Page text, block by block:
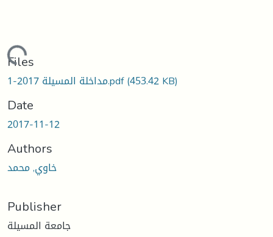
Loading...
Files
مداخلة المسيلة 2017-1.pdf(453.42 KB)
Date
2017-11-12
Authors
خاوي, محمد
Publisher
جامعة المسيلة